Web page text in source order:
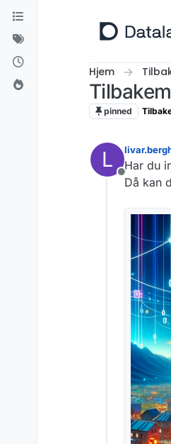
Hopp til innhold
Hjem
pinned
L
Frakoblet
Har du
Då kan